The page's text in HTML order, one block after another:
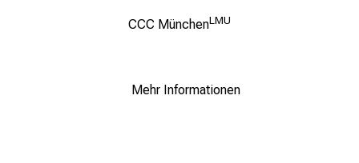
CCC MünchenLMU
Mehr Informationen